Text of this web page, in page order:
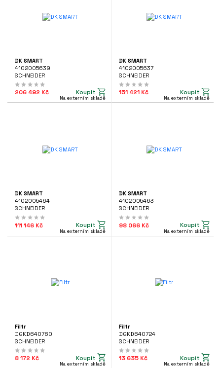
DK SMART
4102005639
SCHNEIDER
206 492 Kč Koupit
Na externím skladě
DK SMART
4102005637
SCHNEIDER
151 421 Kč Koupit
Na externím skladě
DK SMART
4102005464
SCHNEIDER
111 146 Kč Koupit
Na externím skladě
DK SMART
4102005463
SCHNEIDER
98 066 Kč Koupit
Na externím skladě
Filtr
DGKD640760
SCHNEIDER
8 172 Kč Koupit
Na externím skladě
Filtr
DGKD640724
SCHNEIDER
13 635 Kč Koupit
Na externím skladě